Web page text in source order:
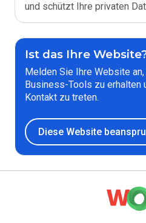
und schützt Ihre privaten
Ist das Ihre
Melden Sie Ihre Website
Business-Tools zu erhalten
Kontakt zu treten.
Diese Website